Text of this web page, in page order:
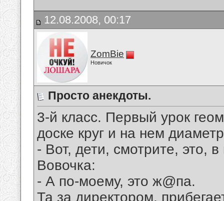
12.08.2008, 00:17
ZomBie
Новичок
Просто анекдоты.
3-й класс. Пеpвый уpок
доске кpуг и на нем
- Вот, дети, смотpите, это, в
Вовочка:
- А по-моему, это ж@па.
Та за диpектоpом,